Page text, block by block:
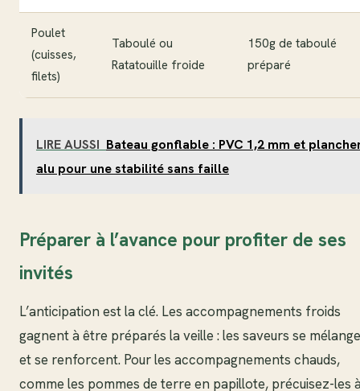
Poulet
(cuisses,
filets)
Taboulé ou
Ratatouille froide
150g de taboulé
préparé
LIRE AUSSI Bateau gonflable : PVC 1,2 mm et
alu pour une stabilité sans faille
Préparer à l’avance pour profiter de ses
invités
L’anticipation est la clé. Les accompagnements froids
gagnent à être préparés la veille : les saveurs se
et se renforcent. Pour les accompagnements chauds,
comme les pommes de terre en papillote, précuisez-les